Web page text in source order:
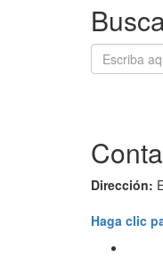
Dirección:
Haga clic